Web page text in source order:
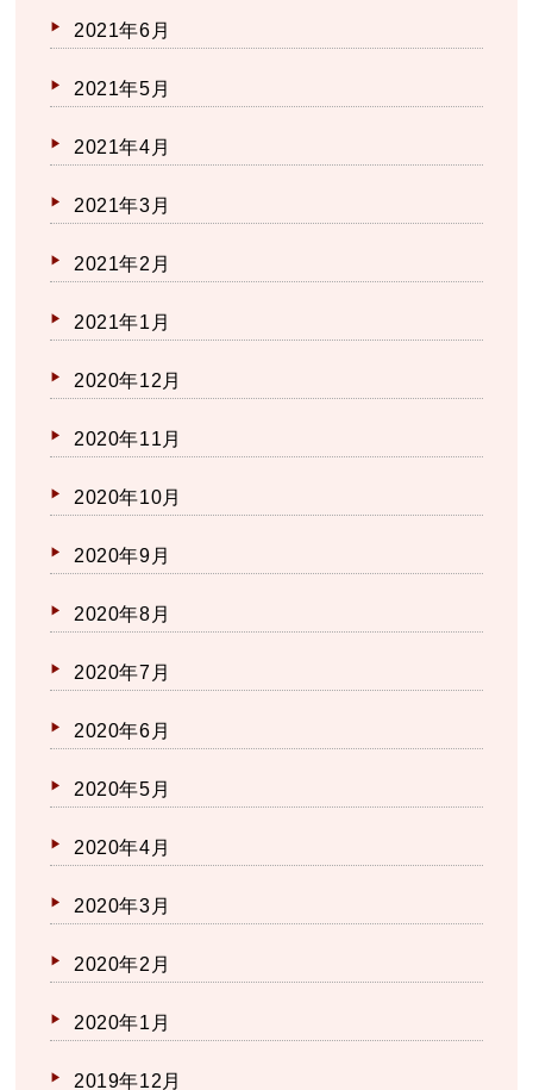
2021年6月
2021年5月
2021年4月
2021年3月
2021年2月
2021年1月
2020年12月
2020年11月
2020年10月
2020年9月
2020年8月
2020年7月
2020年6月
2020年5月
2020年4月
2020年3月
2020年2月
2020年1月
2019年12月